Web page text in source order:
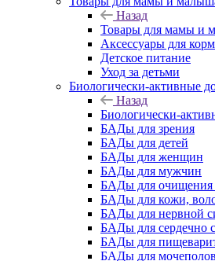
Назад
Товары для мамы и
Аксессуары для
Детское питание
Уход за детьми
Биологически-активные
Назад
Биологически-
БАДы для зрения
БАДы для детей
БАДы для женщин
БАДы для мужчин
БАДы для очищения
БАДы для кожи,
БАДы для нервной
БАДы для сердечно
БАДы для
БАДы для